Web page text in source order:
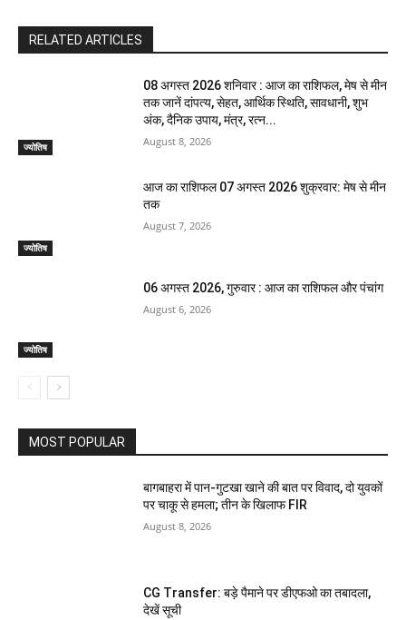
RELATED ARTICLES
ज्योतिष
08 अगस्त 2026 शनिवार : आज का राशिफल, मेष से मीन
तक जानें दांपत्य, सेहत, आर्थिक स्थिति, सावधानी, शुभ
अंक, दैनिक उपाय, मंत्र, रत्न...
August 8, 2026
ज्योतिष
आज का राशिफल 07 अगस्त 2026 शुक्रवार: मेष से मीन
तक
August 7, 2026
ज्योतिष
06 अगस्त 2026, गुरुवार : आज का राशिफल और पंचांग
August 6, 2026
MOST POPULAR
बागबाहरा में पान-गुटखा खाने की बात पर विवाद, दो युवकों
पर चाकू से हमला; तीन के खिलाफ FIR
August 8, 2026
CG Transfer: बड़े पैमाने पर डीएफओ का तबादला,
देखें सूची